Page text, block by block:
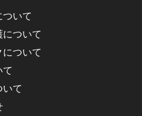
ついて
ついて
ついて
て
いて